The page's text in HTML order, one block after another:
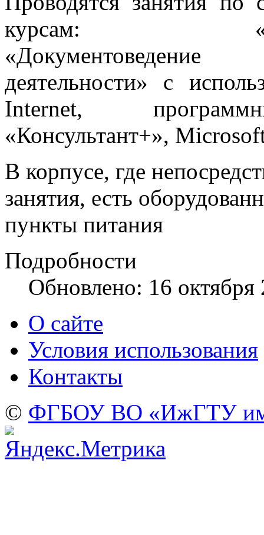
курсам:
деятельности» с
Internet,
«Консультант+»,
В корпусе, где
занятия, есть
пункты питания
Подробности
Обновлено: 16 октября
О сайте
Условия использования
Контакты
© ФГБОУ ВО «ИжГТУ